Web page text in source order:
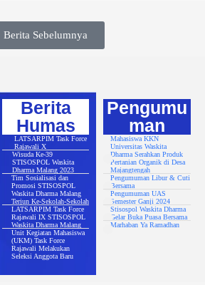
Berita Sebelumnya
Berita
Humas
LATSARPIM Task Force
Rajawali X
Wisuda Ke-39
STISOSPOL Waskita
Dharma Malang 2023
Tim Sosialisasi dan
Promosi STISOSPOL
Waskita Dharma Malang
Terjun Ke-Sekolah-Sekolah
LATSARPIM Task Force
Rajawali IX STISOSPOL
Waskita Dharma Malang
Unit Kegiatan Mahasiswa
(UKM) Task Force
Rajawali Melakukan
Seleksi Anggota Baru
Pengumu
man
Mahasiswa KKN
Universitas Waskita
Dharma Serahkan Produk
Pertanian Organik di Desa
Majangtengah
Pengumuman Libur & Cuti
Bersama
Pengumuman UAS
Semester Ganji 2024
Stisospol Waskita Dharma
Gelar Buka Puasa Bersama
Marhaban Ya Ramadhan